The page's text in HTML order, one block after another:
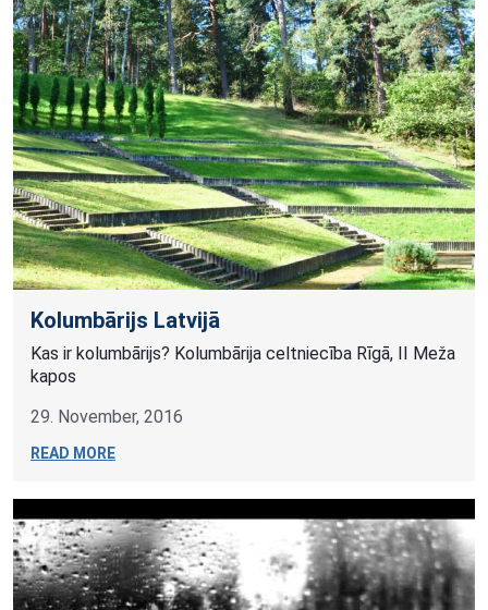
Kolumbārijs Latvijā
Kas ir kolumbārijs? Kolumbārija celtniecība Rīgā, II Meža
kapos
29. November, 2016
READ MORE